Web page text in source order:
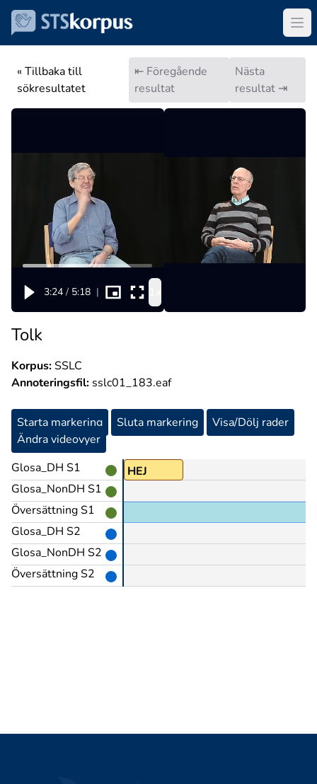
« Tillbaka till
sökresultatet
⇤ Föregående
resultat
Nästa
resultat ⇥
3:24 / 5:18 |
Tolk
Korpus:SSLC
Annoteringsfil: sslc01_183.eaf
Starta markering Sluta markering
Visa/Dölj rader
Ändra videovyer
Glosa_DH S1
Glosa_NonDH S1
Översättning S1
Glosa_DH S2
Glosa_NonDH S2
Översättning S2
HEJ